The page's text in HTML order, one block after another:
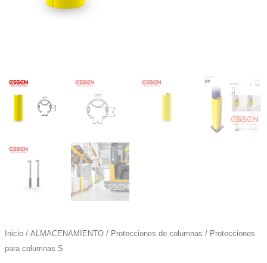
Inicio/ ALMACENAMIENTO/ Protecciones de columnas / Protecciones
para columnas S